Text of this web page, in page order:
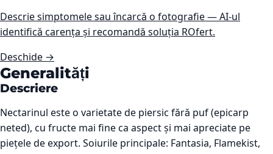
Descrie simptomele sau încarcă o fotografie — AI-ul
identifică carența și recomandă soluția ROfert.
Deschide →
Generalități
Descriere
Nectarinul este o varietate de piersic fără puf (epicarp
neted), cu fructe mai fine ca aspect și mai apreciate pe
piețele de export. Soiurile principale: Fantasia, Flamekist,